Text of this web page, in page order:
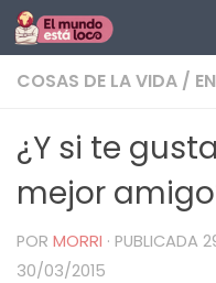
Saltar al contenido
COSAS DE LA VIDA /
¿Y si te
mejor
POR MORRI · PUBLICADA
30/03/2015